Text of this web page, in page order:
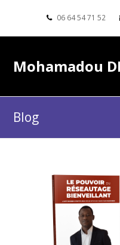
06 64 54 71 52
Mohamadou
Blog